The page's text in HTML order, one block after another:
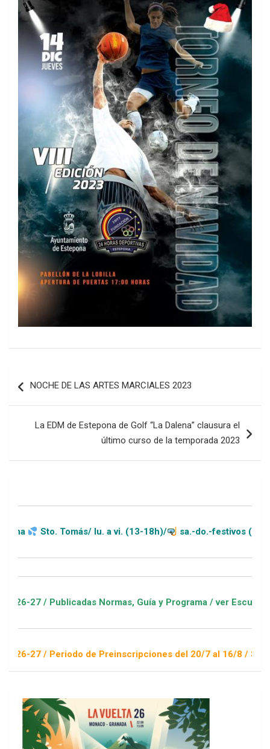
de
NOCHE DE LAS ARTES MARCIALES 2023
La EDM de Estepona de Golf “La Dalena” clausura el
último curso de la temporada 2023
Tomás/ lu. a vi. (13-18h)/ sa.-do.-festivos (11-20h)
Normas, Guía y Programa / ver Escuelas Deportivas
de Preinscripciones del 20/7 al 16/8 / Sorteo 1 de